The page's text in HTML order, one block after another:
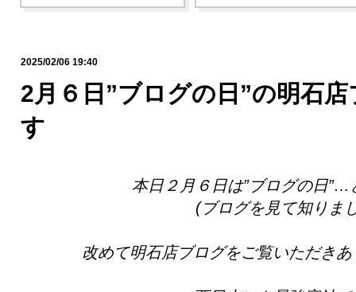
2025/02/06 19:40
2月６日”ブログの日”の明石
す
本日２月６日は”ブログの日”…
(ブログを見て知りま
改めて明石店ブログをご覧いただき